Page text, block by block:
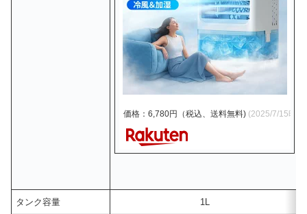
価格：6,780円（税込、送料無料) (2025/7/15時点)
タンク容量 1L